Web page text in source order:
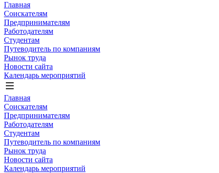
Главная
Соискателям
Предпринимателям
Работодателям
Студентам
Путеводитель по компаниям
Рынок труда
Новости сайта
Календарь мероприятий
Главная
Соискателям
Предпринимателям
Работодателям
Студентам
Путеводитель по компаниям
Рынок труда
Новости сайта
Календарь мероприятий